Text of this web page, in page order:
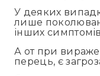
У деяких
лише
інших
А от при
перець, є